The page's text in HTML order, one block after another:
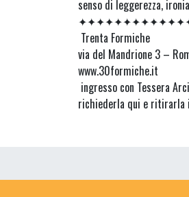
senso di leggerezza,
Trenta Formiche
via del Mandrione 3 –
www.30formiche.it
ingresso con Tessera
richiederla qui e